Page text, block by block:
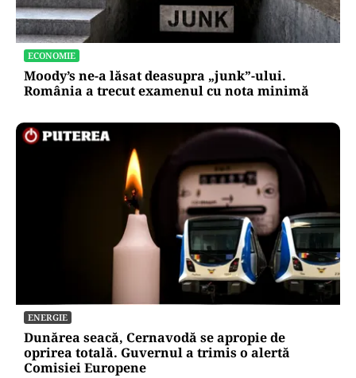
ECONOMIE
Moody’s ne-a lăsat deasupra „junk”-ului.
România a trecut examenul cu nota minimă
ENERGIE
Dunărea seacă, Cernavodă se apropie de
oprirea totală. Guvernul a trimis o alertă
Comisiei Europene